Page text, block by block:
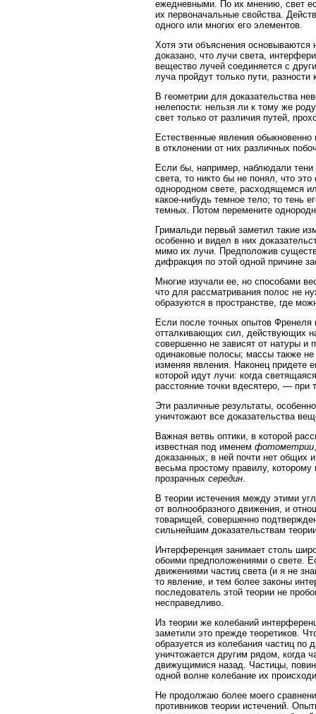
ежедневными. По их мнению, свет
их первоначальные свойства.
одного или многих его элементов.
Хотя эти объяснения основываются
доказано, что лучи света,
вещество лучей соединяется с
луча пройдут только пути,
В геометрии для доказательства
нелепости: нельзя ли к тому же
свет только от различия путей,
Естественные явления
в отклонении от них различных
Если бы, например, наблюдали
света, то никто бы не понял, что
однородном свете, расходящемся
какое-нибудь темное тело; то тень
темных. Потом перемените
Гримальди первый заметил такие
особенно и видел в них
мимо их лучи. Предположив
дифракция по этой одной причине
Многие изучали ее, но способами
что для рассматривания полос не
образуются в пространстве, где
Если после точных опытов Френеля
отталкивающих сил, действующих
совершенно не зависят от натуры и
одинаковые полосы; массы также
изменяя явления. Наконец придете
которой идут лучи: когда
расстояние точки вдесятеро, — при
Эти различные результаты,
уничтожают все доказательства
Важная ветвь оптики, в которой
известная под именем фотометрии
доказанных; в ней почти нет общих
весьма простому правилу,
прозрачных середин.
В теории истечения между этими
от волнообразного движения, и
товарищей, совершенно
сильнейшим доказательствам
Интерференция занимает столь
обоими предположениями о свете.
движениями частиц света (и я не
то явление, и тем более законы
последователь этой теории не
несправедливо.
Из теории же колебаний
заметили это прежде теоретиков.
образуется из колебания частиц
уничтожается другим рядом, когда
движущимися назад. Частицы,
одной волне колебание их
Не продолжаю более моего
противников теории истечений.